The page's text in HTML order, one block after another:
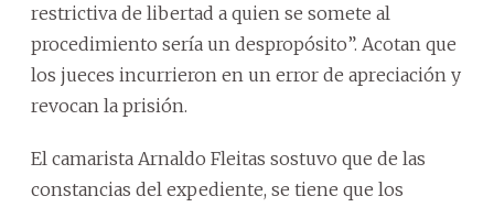
restrictiva de libertad a quien se somete al
procedimiento sería un despropósito”. Acotan que
los jueces incurrieron en un error de apreciación y
revocan la prisión.
El camarista Arnaldo Fleitas sostuvo que de las
constancias del expediente, se tiene que los